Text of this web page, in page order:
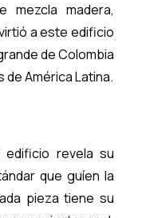
mezcla madera,
a este edificio
de Colombia
América Latina.
revela su
que guíen la
pieza tiene su